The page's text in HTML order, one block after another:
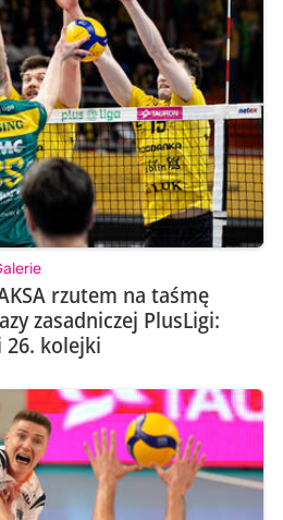
rzutem na taśmę
zasadniczej PlusLigi:
26. kolejki